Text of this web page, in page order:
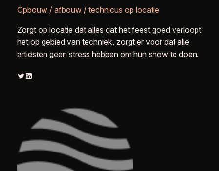
Opbouw / afbouw / technicus op locatie
Zorgt op locatie dat alles dat het feest goed verloopt
het op gebied van techniek, zorgt er voor dat alle
artiesten geen stress hebben om hun show te doen.
Twitter LinkedIn